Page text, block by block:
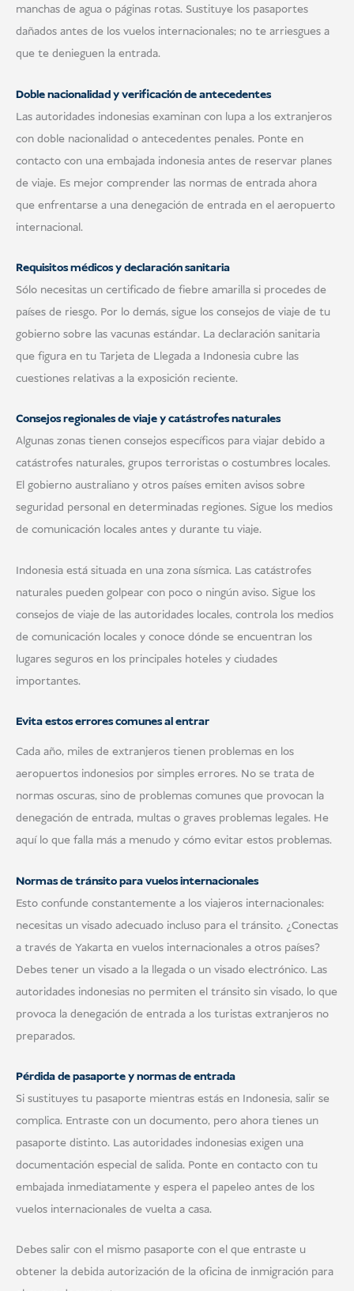
manchas de agua o páginas rotas. Sustituye los pasaportes
dañados antes de los vuelos internacionales; no te arriesgues a
que te denieguen la entrada.
Doble nacionalidad y verificación de antecedentes
Las autoridades indonesias examinan con lupa a los extranjeros
con doble nacionalidad o antecedentes penales. Ponte en
contacto con una embajada indonesia antes de reservar planes
de viaje. Es mejor comprender las normas de entrada ahora
que enfrentarse a una denegación de entrada en el aeropuerto
internacional.
Requisitos médicos y declaración sanitaria
Sólo necesitas un certificado de fiebre amarilla si procedes de
países de riesgo. Por lo demás, sigue los consejos de viaje de tu
gobierno sobre las vacunas estándar. La declaración sanitaria
que figura en tu Tarjeta de Llegada a Indonesia cubre las
cuestiones relativas a la exposición reciente.
Consejos regionales de viaje y catástrofes naturales
Algunas zonas tienen consejos específicos para viajar debido a
catástrofes naturales, grupos terroristas o costumbres locales.
El gobierno australiano y otros países emiten avisos sobre
seguridad personal en determinadas regiones. Sigue los medios
de comunicación locales antes y durante tu viaje.
Indonesia está situada en una zona sísmica. Las catástrofes
naturales pueden golpear con poco o ningún aviso. Sigue los
consejos de viaje de las autoridades locales, controla los medios
de comunicación locales y conoce dónde se encuentran los
lugares seguros en los principales hoteles y ciudades
importantes.
Evita estos errores comunes al entrar
Cada año, miles de extranjeros tienen problemas en los
aeropuertos indonesios por simples errores. No se trata de
normas oscuras, sino de problemas comunes que provocan la
denegación de entrada, multas o graves problemas legales. He
aquí lo que falla más a menudo y cómo evitar estos problemas.
Normas de tránsito para vuelos internacionales
Esto confunde constantemente a los viajeros internacionales:
necesitas un visado adecuado incluso para el tránsito. ¿Conectas
a través de Yakarta en vuelos internacionales a otros países?
Debes tener un visado a la llegada o un visado electrónico. Las
autoridades indonesias no permiten el tránsito sin visado, lo que
provoca la denegación de entrada a los turistas extranjeros no
preparados.
Pérdida de pasaporte y normas de entrada
Si sustituyes tu pasaporte mientras estás en Indonesia, salir se
complica. Entraste con un documento, pero ahora tienes un
pasaporte distinto. Las autoridades indonesias exigen una
documentación especial de salida. Ponte en contacto con tu
embajada inmediatamente y espera el papeleo antes de los
vuelos internacionales de vuelta a casa.
Debes salir con el mismo pasaporte con el que entraste u
obtener la debida autorización de la oficina de inmigración para